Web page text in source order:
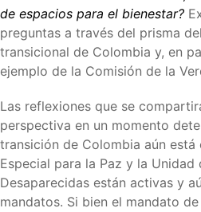
de espacios para el bienestar?
preguntas a través del prisma
transicional de Colombia y, en
ejemplo de la Comisión de la
Las reflexiones que se
perspectiva en un momento
transición de Colombia aún está
Especial para la Paz y la Unidad
Desaparecidas están activas y
mandatos. Si bien el mandato